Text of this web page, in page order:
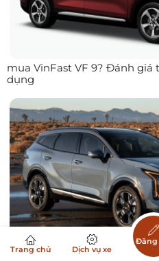
mua VinFast VF 9? Đánh giá
dụng
Trang chủ Dịch vụ xe
Đăng